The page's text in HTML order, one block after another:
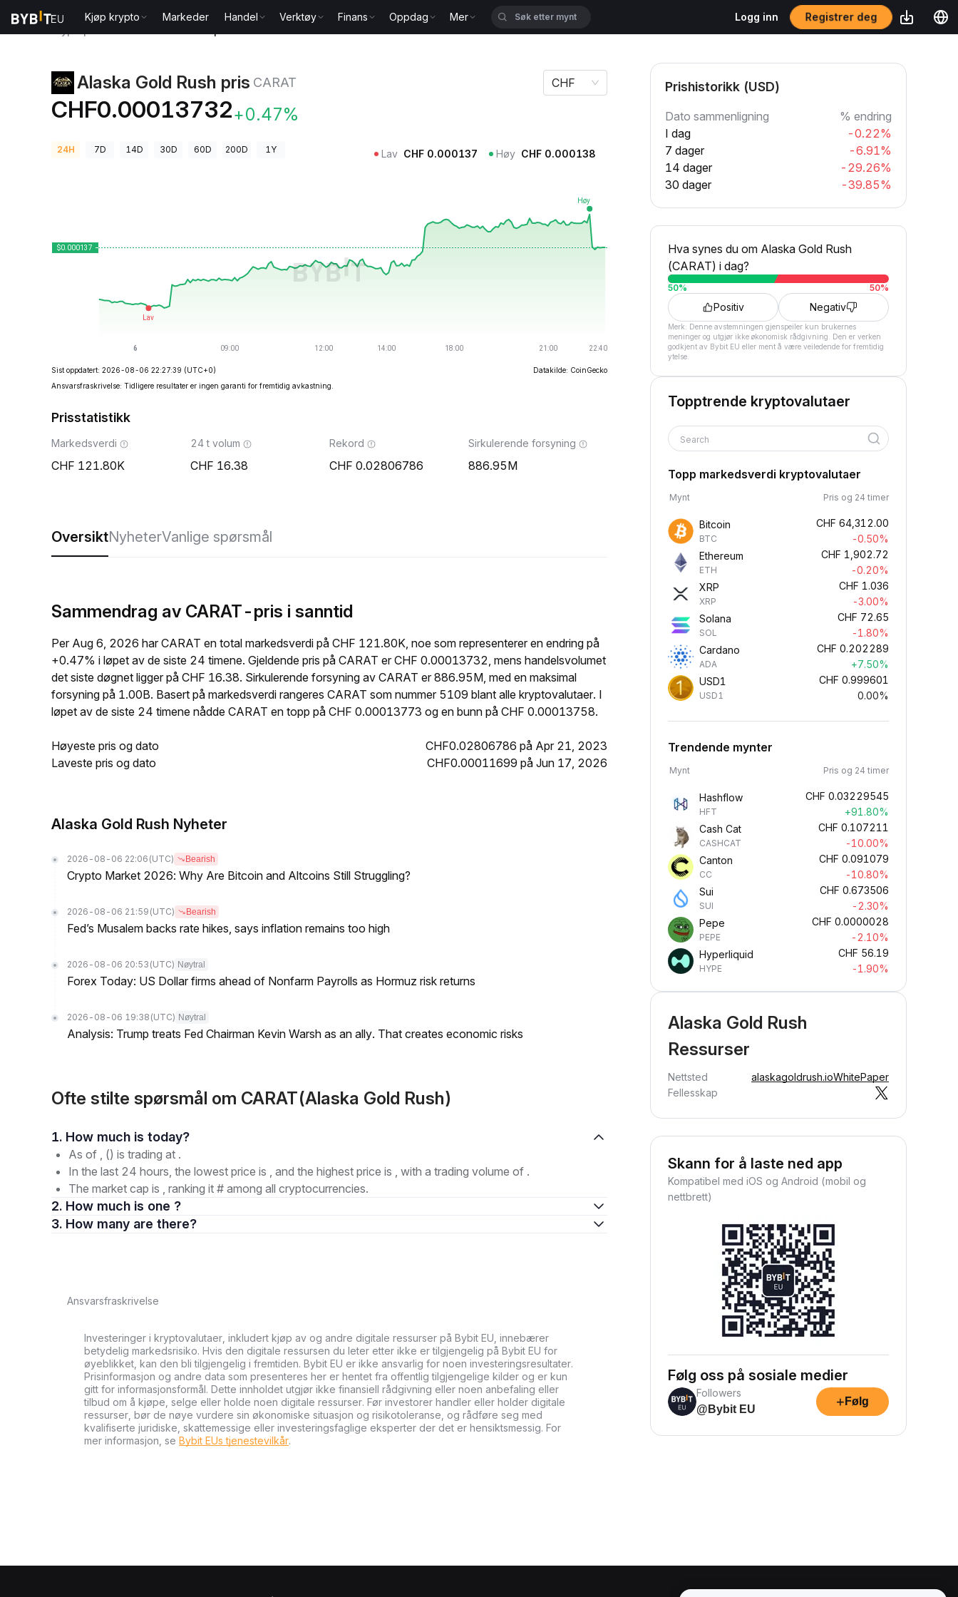
Kjøp krypto Markeder Handel Verktøy Finans Oppdag Mer Logg inn Registrer deg
Alaska Gold Rush pris CARAT
CHF0.00013732+0.47%
CHF
24H 7D 14D 30D 60D 200D 1Y Lav CHF 0.000137 Høy CHF 0.000138
Sist oppdatert: 2026-08-06 22:27:39 (UTC+0)
Datakilde: CoinGecko
Ansvarsfraskrivelse: Tidligere resultater er ingen garanti for fremtidig avkastning.
Prisstatistikk
Markedsverdi
121.80K
24 t volum
16.38
Rekord
0.02806786
Sirkulerende forsyning
886.95M
OversiktNyheterVanlige spørsmål
Sammendrag av CARAT-pris i sanntid
Per Aug 6, 2026 har CARAT en total markedsverdi på CHF 121.80K, noe som representerer en endring på
+0.47% i løpet av de siste 24 timene. Gjeldende pris på CARAT er CHF 0.00013732, mens handelsvolumet
det siste døgnet ligger på CHF 16.38. Sirkulerende forsyning av CARAT er 886.95M, med en maksimal
forsyning på 1.00B. Basert på markedsverdi rangeres CARAT som nummer 5109 blant alle kryptovalutaer. I
løpet av de siste 24 timene nådde CARAT en topp på CHF 0.00013773 og en bunn på CHF 0.00013758.
Høyeste pris og dato
CHF0.02806786 på Apr 21, 2023
Laveste pris og dato
CHF0.00011699 på Jun 17, 2026
Alaska Gold Rush Nyheter
2026-08-06 22:06 (UTC) Bearish
Crypto Market 2026: Why Are Bitcoin and Altcoins Still Struggling?
2026-08-06 21:59 (UTC) Bearish
Fed’s Musalem backs rate hikes, says inflation remains too high
2026-08-06 20:53 (UTC) Nøytral
Forex Today: US Dollar firms ahead of Nonfarm Payrolls as Hormuz risk returns
2026-08-06 19:38 (UTC) Nøytral
Analysis: Trump treats Fed Chairman Kevin Warsh as an ally. That creates economic risks
Ofte stilte spørsmål om CARAT(Alaska Gold Rush)
1. How much is today?
As of , () is trading at .
In the last 24 hours, the lowest price is , and the highest price is , with a trading volume of .
The market cap is , ranking it # among all cryptocurrencies.
2. How much is one ?
3. How many are there?
Ansvarsfraskrivelse
Investeringer i kryptovalutaer, inkludert kjøp av og andre digitale ressurser på Bybit EU, innebærer
betydelig markedsrisiko. Hvis den digitale ressursen du leter etter ikke er tilgjengelig på Bybit EU for
øyeblikket, kan den bli tilgjengelig i fremtiden. Bybit EU er ikke ansvarlig for noen investeringsresultater.
Prisinformasjon og andre data som presenteres her er hentet fra offentlig tilgjengelige kilder og er kun
gitt for informasjonsformål. Dette innholdet utgjør ikke finansiell rådgivning eller noen anbefaling eller
tilbud om å kjøpe, selge eller holde noen digitale ressurser. Før investorer handler eller holder digitale
ressurser, bør de nøye vurdere sin økonomiske situasjon og risikotoleranse, og rådføre seg med
kvalifiserte juridiske, skattemessige eller investeringsfaglige eksperter der det er hensiktsmessig. For
mer informasjon, se Bybit EUs tjenestevilkår.
Prishistorikk (USD)
Dato sammenligning
% endring
I dag
-0.22%
7 dager
-6.91%
14 dager
-29.26%
30 dager
-39.85%
Hva synes du om Alaska Gold Rush
(CARAT) i dag?
50% 50%
Positiv Negativ
Merk: Denne avstemningen gjenspeiler kun brukernes
meninger og utgjør ikke økonomisk rådgivning. Den er verken
godkjent av Bybit EU eller ment å være veiledende for fremtidig
ytelse.
Topptrende kryptovalutaer
Search
Topp markedsverdi kryptovalutaer
Mynt Pris og 24 timer
Bitcoin
BTC
CHF 64,312.00
-0.50%
Ethereum
ETH
CHF 1,902.72
-0.20%
XRP
XRP
CHF 1.036
-3.00%
Solana
SOL
CHF 72.65
-1.80%
Cardano
ADA
CHF 0.202289
+7.50%
USD1
USD1
CHF 0.999601
0.00%
Trendende mynter
Mynt Pris og 24 timer
Hashflow
HFT
CHF 0.03229545
+91.80%
Cash Cat
CASHCAT
CHF 0.107211
-10.00%
Canton
CC
CHF 0.091079
-10.80%
Sui
SUI
CHF 0.673506
-2.30%
Pepe
PEPE
CHF 0.0000028
-2.10%
Hyperliquid
HYPE
CHF 56.19
-1.90%
Alaska Gold Rush
Ressurser
Nettsted alaskagoldrush.ioWhitePaper
Fellesskap
Skann for å laste ned app
Kompatibel med iOS og Android (mobil og
nettbrett)
Følg oss på sosiale medier
Followers
@Bybit EU
+ Følg